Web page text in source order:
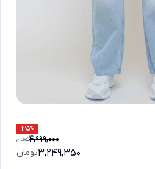
%
35
تومان4,999,000
تومان3,249,350